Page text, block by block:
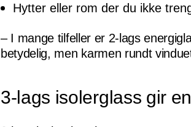
Hytter eller rom der du ikke
– I mange tilfeller er 2-lags
betydelig, men karmen rundt
3-lags isolerglass gir